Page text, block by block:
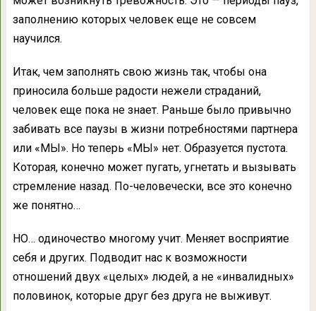
заполнению которых человек еще не совсем
научился.
Итак, чем заполнять свою жизнь так, чтобы она
приносила больше радости нежели страданий,
человек еще пока не знает. Раньше было привычно
забивать все паузы в жизни потребностями партнера
или «МЫ». Но теперь «МЫ» нет. Образуется пустота.
Которая, конечно может пугать, угнетать и вызывать
стремление назад. По-человечески, все это конечно
же понятно…
НО… одиночество многому учит. Меняет восприятие
себя и других. Подводит нас к возможности
отношений двух «целых» людей, а не «инвалидных»
половинок, которые друг без друга не выживут.